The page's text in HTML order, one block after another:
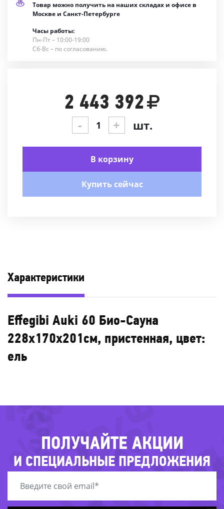
Товар можно получить на наших складах и офисе в
Москве и Санкт-Петербурге
Часы работы:
Пн-Пт – 10:00-19:00
Сб-Вс – по согласованию.
2 443 392
- + шт.
В корзину
Купить сейчас
Характеристики
Effegibi Auki 60 Био-Сауна
228x170x201см, пристенная, цвет:
ель
ПОЛУЧАЙТЕ АКЦИИ
И СПЕЦИАЛЬНЫЕ ПРЕДЛОЖЕНИЯ
-72%
-
-64%
-41%
-80%
-43%